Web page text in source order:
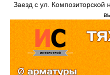
Заезд с ул.